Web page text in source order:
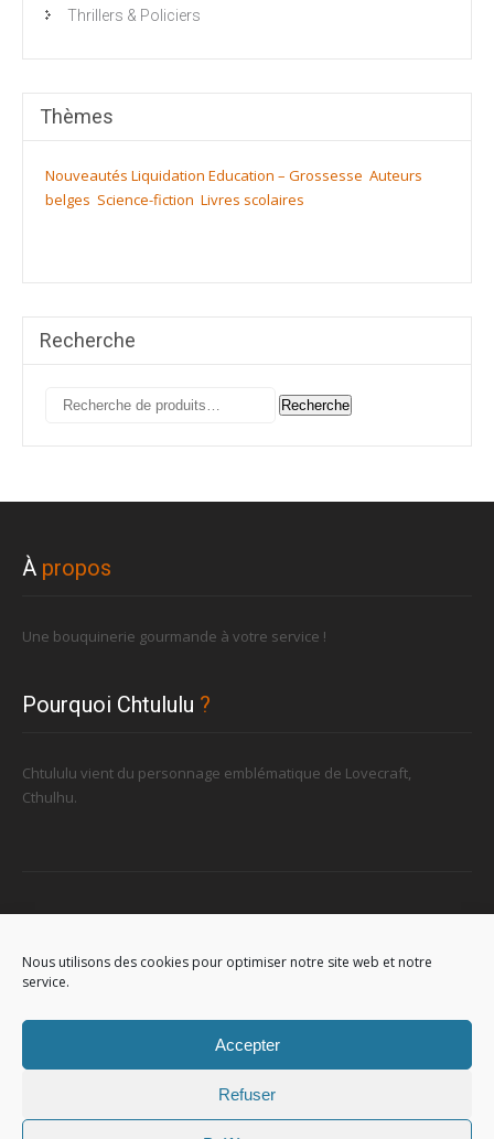
Nous utilisons des cookies pour optimiser notre site web et notre
service.
Accepter
Refuser
Thrillers & Policiers
Thèmes
Nouveautés Liquidation Education – Grossesse Auteurs
belges Science-fiction Livres scolaires
Recherche
Recherche
Recherche
À propos
Une bouquinerie gourmande à votre service !
Pourquoi Chtululu ?
Chtululu vient du personnage emblématique de Lovecraft,
Cthulhu.